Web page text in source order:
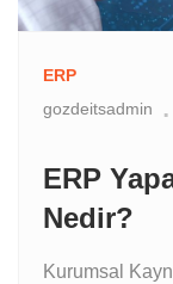
ERP
gozdeitsadmin
ERP
Nedir?
Kurumsal